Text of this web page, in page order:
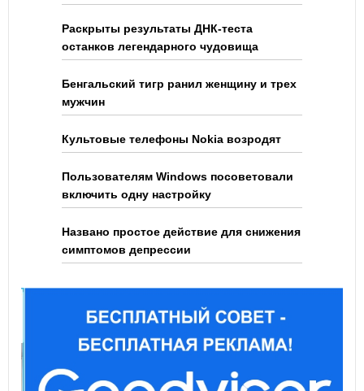
Раскрыты результаты ДНК-теста
останков легендарного чудовища
Бенгальский тигр ранил женщину и трех
мужчин
Культовые телефоны Nokia возродят
Пользователям Windows посоветовали
включить одну настройку
Названо простое действие для снижения
симптомов депрессии